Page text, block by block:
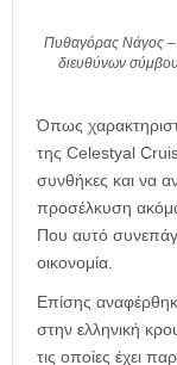
Πυθαγόρας Νάγος –
διευθύνων
Όπως
της Celestyal
συνθήκες και να
προσέλκυση
Που αυτό
οικονομία.
Επίσης
στην ελληνική
τις οποίες έχει